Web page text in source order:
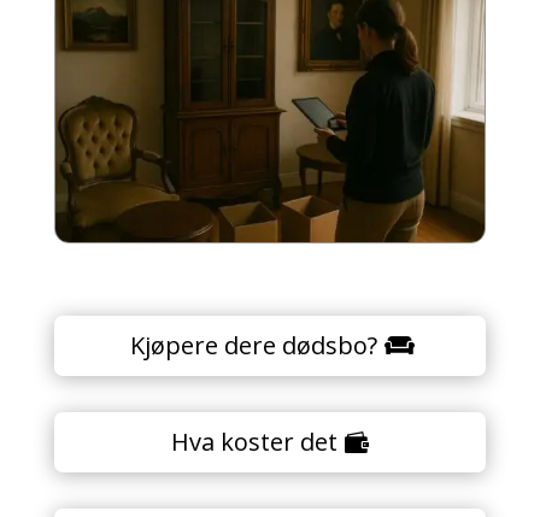
Kjøpere dere dødsbo?
Hva koster det